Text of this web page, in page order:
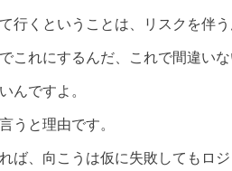
行くということは、リスクを伴う
これにするんだ、これで間違いな
んですよ。
うと理由です。
ば、向こうは仮に失敗してもロ